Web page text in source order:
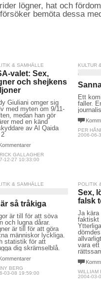
lögner, hat och
bemöta dessa
& SAMHÄLLE
valet: Sex,
och shejkens
Giuliani omger sig
med myten om 9/11-
medan han gör
med en känd
av Al Qaida
GALLAGHER
12-27 10:33:00
KULTUR
Ett
faller.
PER
2006-06-
& SAMHÄLLE
är så tråkiga
är till för att söva
och lugna dårar.
är till för att göra
människor lyckliga.
statistik för att
dig skrämselblå.
BERG
03-08 19:59:00
POLITIK
Sex,
falsk
Ja kära
faktiskt
vara
WILLIAM
2004-03-